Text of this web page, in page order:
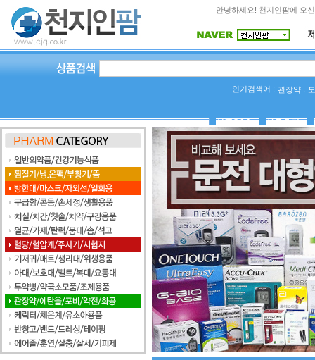
안녕하세요! 천지인팜에 오
인기검색어 : 관장약
상품Q&A 사용후기